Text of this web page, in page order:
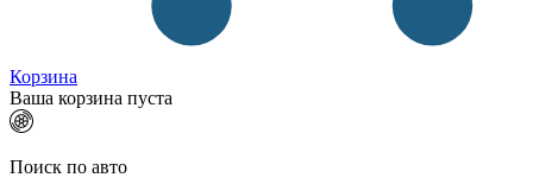
Корзина
Ваша корзина пуста
Поиск по авто